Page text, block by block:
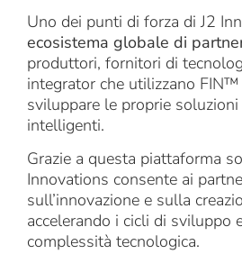
Uno dei punti di forza di J2
ecosistema globale di
produttori, fornitori di
integrator che utilizzano
sviluppare le proprie
intelligenti.
Grazie a questa piattaforma
Innovations consente ai
sull’innovazione e sulla
accelerando i cicli di sviluppo
complessità tecnologica.